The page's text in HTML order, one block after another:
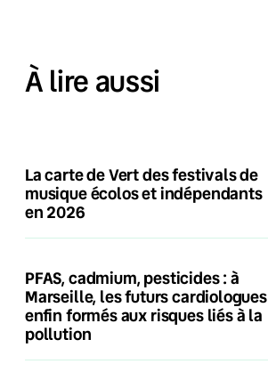
À lire aussi
La carte de Vert des festivals de
musique écolos et indépendants
en 2026
PFAS, cadmium, pesticides : à
Marseille, les futurs cardiologues
enfin formés aux risques liés à la
pollution